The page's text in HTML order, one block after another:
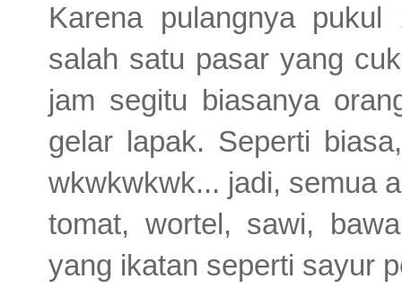
Karena pulangnya
salah satu pasar yang
jam segitu biasanya
gelar lapak. Seperti
wkwkwkwk... jadi, semua
tomat, wortel, sawi,
yang ikatan seperti sayur